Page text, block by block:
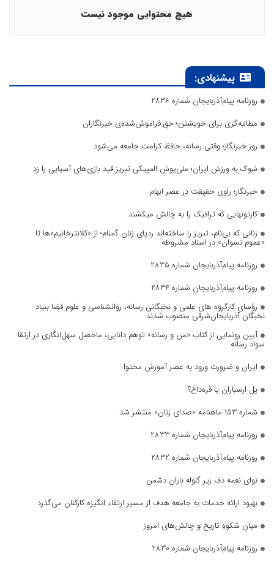
هیچ محتوایی موجود نیست
پیشنهادی:
روزنامه پیام‌آذربایجان شماره 2836
مطالبه‌گری برای خویشتن؛ حقِ فراموش‌شده‌ی خبرنگاران
روز خبرنگار؛ وقتی رسانه، حافظ کرامت جامعه می‌شود
شوک به ورزش ایران؛ ملی‌پوش المپیکی تبریز قید بازی‌های آسیایی را زد
خبرنگار؛ راوی حقیقت در عصر ابهام
کارتونهایی که ترافیک را به چالش میکشند
زنانی که بی‌نام، تبریز را ساخته‌اند ردپای زنان گمنام؛ از «کلانترخانیم»ها تا
«عموم نسوان» در اسناد مشروطه
روزنامه پیام‌آذربایجان شماره 2835
روزنامه پیام‌آذربایجان شماره 2834
رؤسای کارگروه های علمی و نخبگانی رسانه، روانشناسی و علوم قضا بنیاد
نخبگان آذربایجان‌شرقی منصوب شدند
آیین رونمایی از کتاب «من و رسانه» توهم دانایی، ماحصل سهل‌انگاری در ارتقا
سواد رسانه
ایران و ضرورت ورود به عصر آموزش محتوا
پل ارسباران یا قره‌داغ؟
شماره ۱۵۳ ماهنامه «صدای زنان» منتشر شد
روزنامه پیام‌آذربایجان شماره 2833
روزنامه پیام‌آذربایجان شماره 2832
نوای نغمه دف زیر گلوله باران دشمن
بهبود ارائه خدمات به جامعه هدف از مسیر ارتقاء انگیزه کارکنان می‌گذرد
میانِ شکوهِ تاریخ و چالش‌های امروز
روزنامه پیام‌آذربایجان شماره 2830